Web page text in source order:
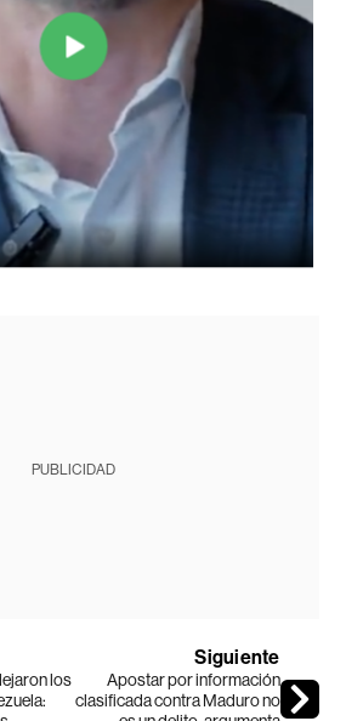
PUBLICIDAD
los
Siguiente
Apostar por información
clasificada contra Maduro no